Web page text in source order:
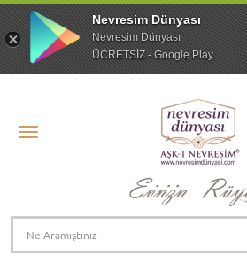
Nevresim Dünyası
Nevresim Dünyası
ÜCRETSİZ - Google Play